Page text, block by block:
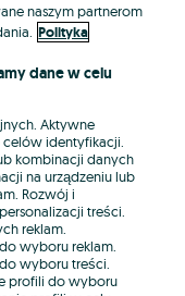
Google
naszym partnerom
Polityka
dane w celu
Aktywne
identyfikacji.
kombinacji danych
na urządzeniu lub
Rozwój i
treści.
reklam.
wyboru reklam.
wyboru treści.
profili do wyboru